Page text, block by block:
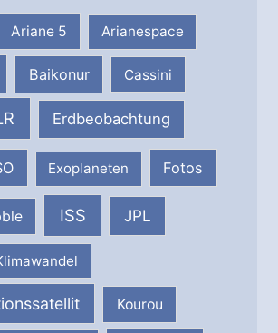
Ariane 5 Arianespace
Baikonur Cassini
Erdbeobachtung
Exoplaneten Fotos
ISS JPL
Kourou